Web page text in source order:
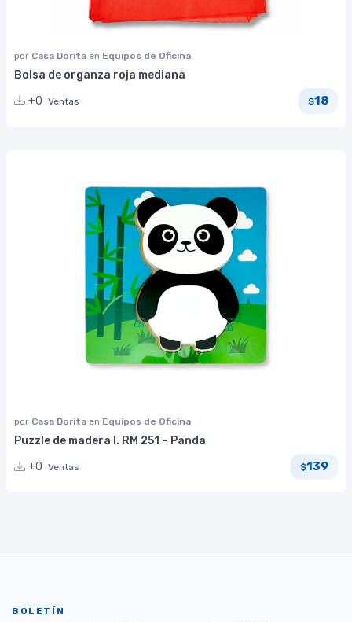
por Casa Dorita en Equipos de Oficina
Bolsa de organza roja mediana
+0 Ventas $18
por Casa Dorita en Equipos de Oficina
Puzzle de madera I. RM 251 – Panda
+0 Ventas $139
BOLETÍN